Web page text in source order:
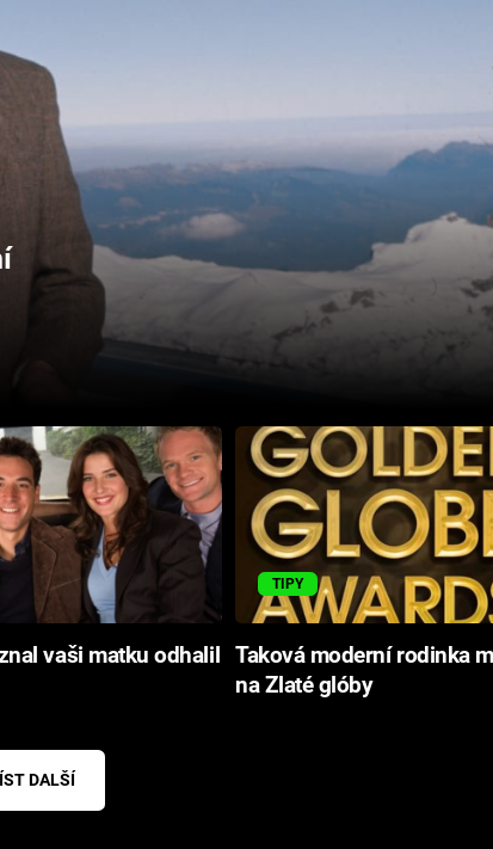
vaši matku odhalil
TIPY
Taková moderní rodinka
na Zlaté glóby
DALŠÍ